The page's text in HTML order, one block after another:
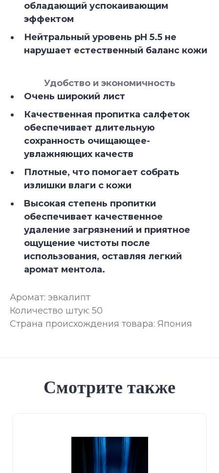
обладающий успокаивающим
эффектом
Нейтральный уровень pH 5.5 не
нарушает естественный баланс кожи
Удобство и экономичность
Очень широкий лист
Качественная пропитка салфеток
обеспечивает длительную
сохранность очищающее-
увлажняющих качеств
Плотные, что помогает собрать
излишки влаги с кожи
Bысокая степень пропитки
обеспечивает качественное
удаление загрязнений и приятное
ощущение чистоты после
использования, оставляя легкий
аромат ментола.
Аромат: эвкалипт
Количество штук: 50
Страна происхождения товара: Япония
Смотрите также